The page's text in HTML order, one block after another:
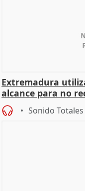
Extremadura
alcance para no
Sonido Totales